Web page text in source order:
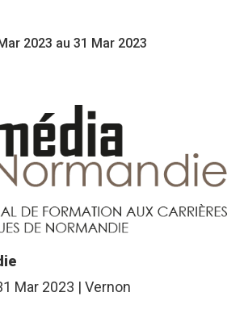
2023 au 31 Mar 2023
Mar 2023 | Vernon